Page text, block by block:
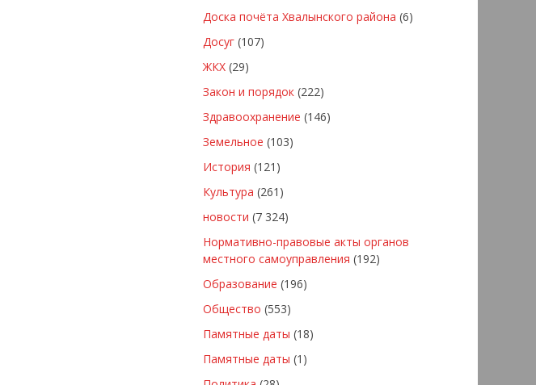
Доска почёта Хвалынского района (6)
Досуг (107)
ЖКХ (29)
Закон и порядок (222)
Здравоохранение (146)
Земельное (103)
История (121)
Культура (261)
новости (7 324)
Нормативно-правовые акты органов
местного самоуправления (192)
Образование (196)
Общество (553)
Памятные даты (18)
Памятные даты (1)